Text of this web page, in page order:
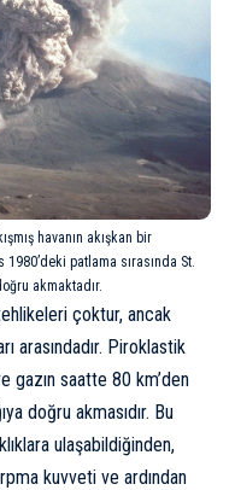
havanın akışkan bir
1980’deki patlama sırasında St.
akmaktadır.
çoktur, ancak
arasındadır. Piroklastik
gazın saatte 80 km’den
doğru akmasıdır. Bu
ulaşabildiğinden,
kuvveti ve ardından